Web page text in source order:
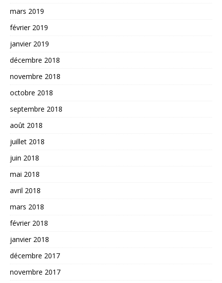
mars 2019
février 2019
janvier 2019
décembre 2018
novembre 2018
octobre 2018
septembre 2018
août 2018
juillet 2018
juin 2018
mai 2018
avril 2018
mars 2018
février 2018
janvier 2018
décembre 2017
novembre 2017